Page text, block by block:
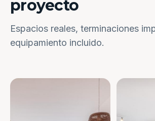
proyecto
Espacios reales, terminaciones
equipamiento incluido.